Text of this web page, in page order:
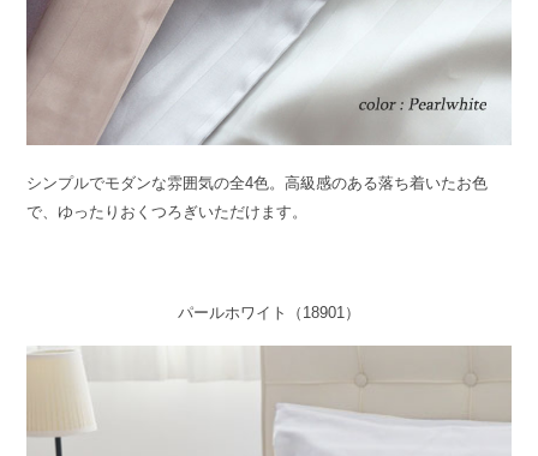
シンプルでモダンな雰囲気の全4色。高級感のある落ち着いたお色
で、ゆったりおくつろぎいただけます。
パールホワイト（18901）